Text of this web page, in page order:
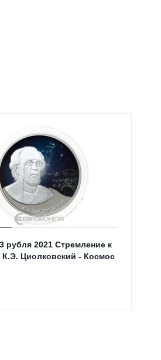
рубля 2021 Стремление к
К.Э. Циолковский - Космос